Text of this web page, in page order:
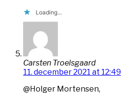
Loading...
Carsten Troelsgaard
11. december 2021 at 12:49
@Holger Mortensen,